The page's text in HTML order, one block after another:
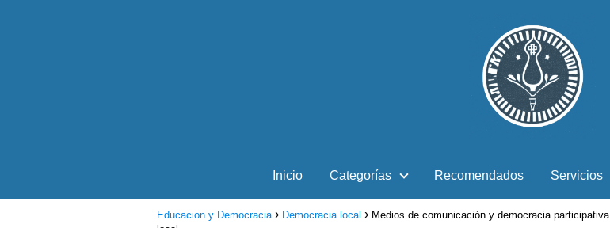
Inicio Categorías Recomendados Servicios
Educacion y Democracia Democracia local
Medios de comunicación y democracia participativa